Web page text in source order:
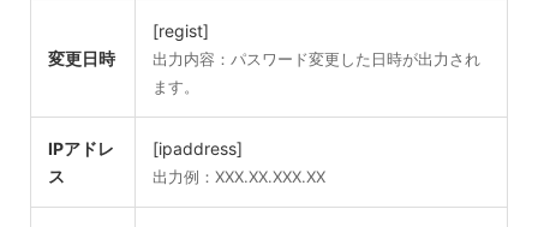
変更日時
[regist]
出力内容：パスワード変更した日時が出力され
ます。
IPアドレ
ス
[ipaddress]
出力例：XXX.XX.XXX.XX